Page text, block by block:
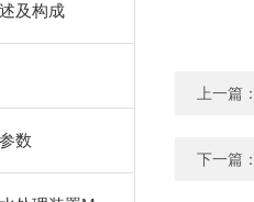
及构成
数
上一篇
下一篇